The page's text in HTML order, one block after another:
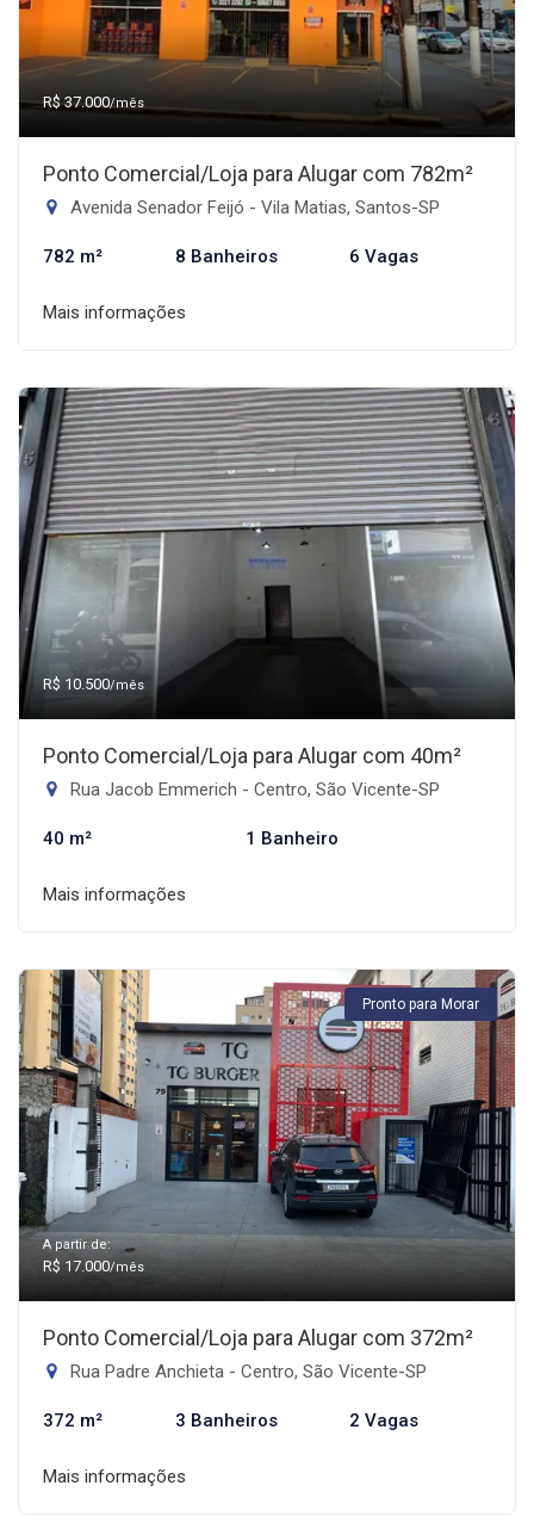
R$ 37.000/mês
Ponto Comercial/Loja para Alugar com 782m²
Avenida Senador Feijó - Vila Matias, Santos-SP
782 m² 8 Banheiros 6 Vagas
Mais informações
R$ 10.500/mês
Ponto Comercial/Loja para Alugar com 40m²
Rua Jacob Emmerich - Centro, São Vicente-SP
40 m² 1 Banheiro
Mais informações
Pronto para Morar
A partir de:
R$ 17.000/mês
Ponto Comercial/Loja para Alugar com 372m²
Rua Padre Anchieta - Centro, São Vicente-SP
372 m² 3 Banheiros 2 Vagas
Mais informações